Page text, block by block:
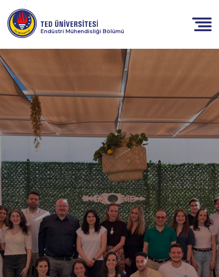
Endüstri Mühendisliği Bölümü